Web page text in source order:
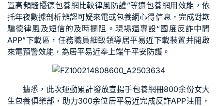
置高頻騷擾德包養網比較律風防護”等適包養網用效能，依
托年夜數據剖析辨認可疑來電或包養網心得信息，完成對欺
騙德律風及短信的及時攔阻。現場還專設“國度反詐中間
APP”下載區，任務職員細致領導居平易近下載裝置并開啟
來電預警效能，為居平易近奉上端午平安防護。
據悉，此次運動累計發放宣揚手包養網冊800余份女大
生包養俱樂部 ，助力300余位居平易近完成反詐APP注冊，